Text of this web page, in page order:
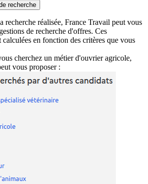
recherche
recherche réalisée, France Travail peut vous
de recherche d'offres. Ces
calculées en fonction des critères que vous
cherchez un métier d'ouvrier agricole,
vous proposer :